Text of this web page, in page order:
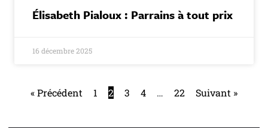
Élisabeth Pialoux : Parrains à tout prix
16 décembre 2025
« Précédent 1 2 3 4 … 22 Suivant »